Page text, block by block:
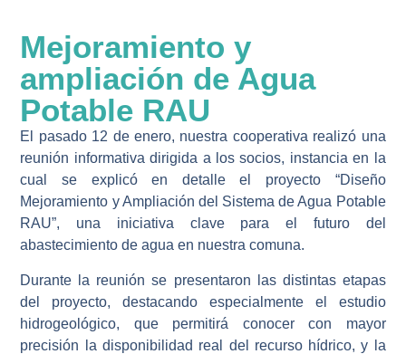
Mejoramiento y
ampliación de Agua
Potable RAU
El pasado 12 de enero, nuestra cooperativa realizó una
reunión informativa dirigida a los socios, instancia en la
cual se explicó en detalle el proyecto “Diseño
Mejoramiento y Ampliación del Sistema de Agua Potable
RAU”, una iniciativa clave para el futuro del
abastecimiento de agua en nuestra comuna.
Durante la reunión se presentaron las distintas etapas
del proyecto, destacando especialmente el estudio
hidrogeológico, que permitirá conocer con mayor
precisión la disponibilidad real del recurso hídrico, y la